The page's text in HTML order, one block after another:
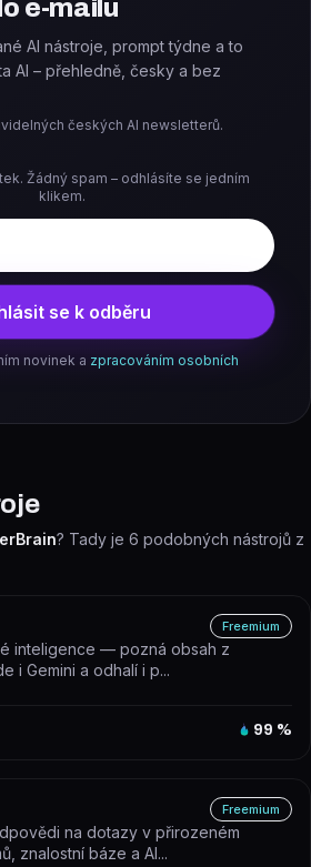
e-mailu
AI nástroje, prompt týdne a to
AI – přehledně, česky a bez
českých AI newsletterů.
Žádný spam – odhlásíte se jedním
klikem.
se k odběru
novinek a zpracováním osobních
? Tady je 6 podobných nástrojů z
Freemium
inteligence — pozná obsah z
i Gemini a odhalí i p...
99 %
Freemium
na dotazy v přirozeném
znalostní báze a AI...